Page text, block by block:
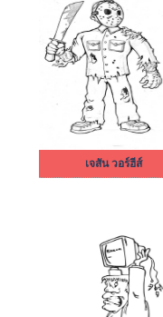
เจสัน วอร์ฮีส์